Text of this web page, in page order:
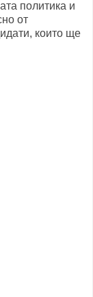
политика и
от
които ще